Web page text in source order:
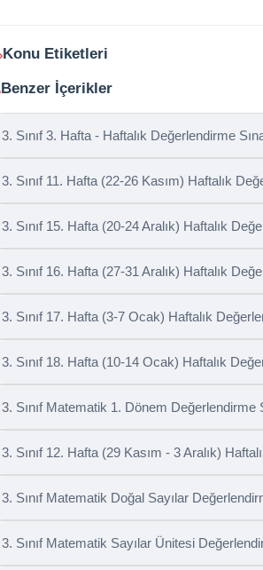
Konu Etiketleri
Benzer İçerikler
3. Sınıf 3. Hafta - Haftalık Değerlendirme
3. Sınıf 11. Hafta (22-26 Kasım) Haftalık
3. Sınıf 15. Hafta (20-24 Aralık) Haftalık
3. Sınıf 16. Hafta (27-31 Aralık) Haftalık
3. Sınıf 17. Hafta (3-7 Ocak) Haftalık
3. Sınıf 18. Hafta (10-14 Ocak) Haftalık
3. Sınıf Matematik 1. Dönem Değerlendirme
3. Sınıf 12. Hafta (29 Kasım - 3 Aralık)
3. Sınıf Matematik Doğal Sayılar
3. Sınıf Matematik Sayılar Ünitesi